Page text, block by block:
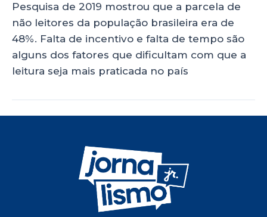
Pesquisa de 2019 mostrou que a parcela de
não leitores da população brasileira era de
48%. Falta de incentivo e falta de tempo são
alguns dos fatores que dificultam com que a
leitura seja mais praticada no país